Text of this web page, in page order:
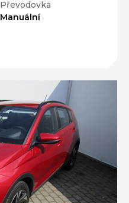
Převodovka
Manuální